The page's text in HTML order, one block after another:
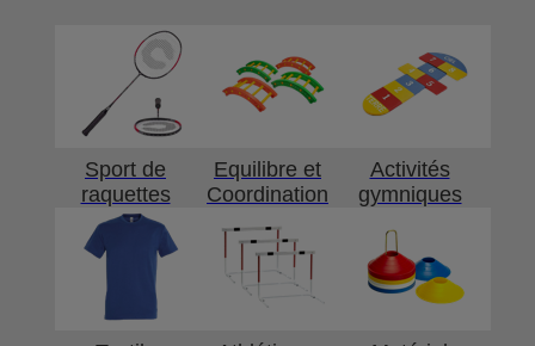
Sport de
raquettes
Equilibre et
Coordination
Activités
gymniques